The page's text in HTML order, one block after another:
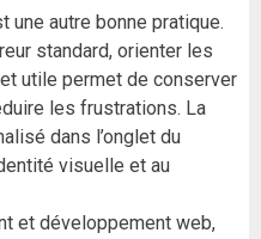
une autre bonne pratique.
standard, orienter les
utile permet de conserver
les frustrations. La
dans l’onglet du
visuelle et au
et développement web,